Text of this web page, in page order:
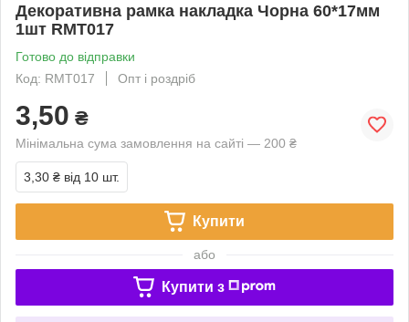
Декоративна рамка накладка Чорна 60*17мм
1шт RMT017
Готово до відправки
Код: RMT017
Опт і роздріб
3,50 ₴
Мінімальна сума замовлення на сайті — 200 ₴
3,30 ₴ від 10 шт.
Купити
або
Купити з